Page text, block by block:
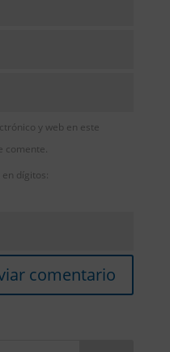
y web en este
comente.
dígitos: